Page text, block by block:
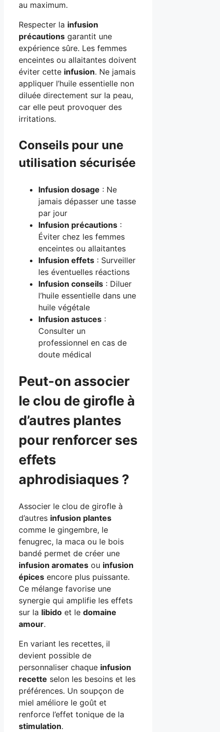
au maximum.
Respecter la infusion
précautions garantit une
expérience sûre. Les femmes
enceintes ou allaitantes doivent
éviter cette infusion. Ne jamais
appliquer l’huile essentielle non
diluée directement sur la peau,
car elle peut provoquer des
irritations.
Conseils pour une
utilisation sécurisée
Infusion dosage : Ne
jamais dépasser une tasse
par jour
Infusion précautions :
Éviter chez les femmes
enceintes ou allaitantes
Infusion effets : Surveiller
les éventuelles réactions
Infusion conseils : Diluer
l’huile essentielle dans une
huile végétale
Infusion astuces :
Consulter un
professionnel en cas de
doute médical
Peut-on associer
le clou de girofle à
d’autres plantes
pour renforcer ses
effets
aphrodisiaques ?
Associer le clou de girofle à
d’autres infusion plantes
comme le gingembre, le
fenugrec, la maca ou le bois
bandé permet de créer une
infusion aromates ou infusion
épices encore plus puissante.
Ce mélange favorise une
synergie qui amplifie les effets
sur la libido et le domaine
amour.
En variant les recettes, il
devient possible de
personnaliser chaque infusion
recette selon les besoins et les
préférences. Un soupçon de
miel améliore le goût et
renforce l’effet tonique de la
stimulation.